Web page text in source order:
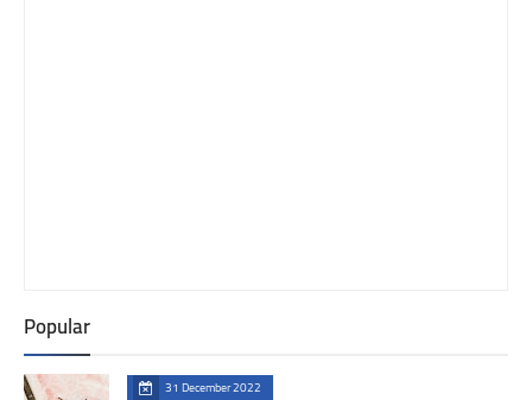
Popular
31 December 2022